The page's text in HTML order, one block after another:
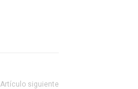
Artículo siguiente